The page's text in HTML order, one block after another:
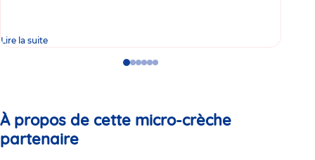
Lire la suite
GoGoGoGo
GoGo
À propos de cette micro-crèche
partenaire